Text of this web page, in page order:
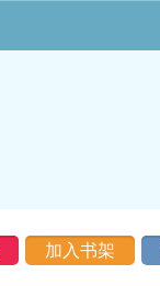
加入书架